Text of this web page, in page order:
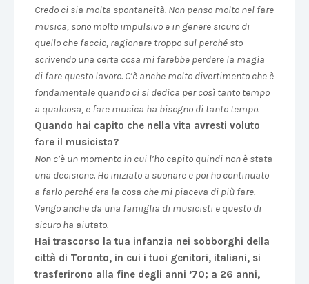
Credo ci sia molta spontaneità. Non penso molto nel fare
musica, sono molto impulsivo e in genere sicuro di
quello che faccio, ragionare troppo sul perché sto
scrivendo una certa cosa mi farebbe perdere la magia
di fare questo lavoro. C’è anche molto divertimento che è
fondamentale quando ci si dedica per così tanto tempo
a qualcosa, e fare musica ha bisogno di tanto tempo.
Quando hai capito che nella vita avresti voluto
fare il musicista?
Non c’è un momento in cui l’ho capito quindi non è stata
una decisione. Ho iniziato a suonare e poi ho continuato
a farlo perché era la cosa che mi piaceva di più fare.
Vengo anche da una famiglia di musicisti e questo di
sicuro ha aiutato.
Hai trascorso la tua infanzia nei sobborghi della
città di Toronto, in cui i tuoi genitori, italiani, si
trasferirono alla fine degli anni ’70; a 26 anni,